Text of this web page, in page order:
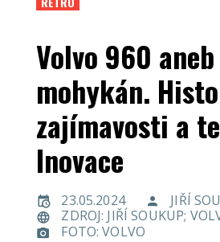
Volvo 960
mohykán.
zajímavosti a
Inovace
23.05.2024
JIŘÍ
ZDROJ: JIŘÍ SOUKUP;
FOTO: VOLVO